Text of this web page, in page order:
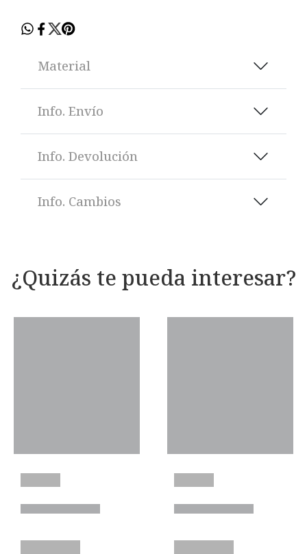
Material
Info. Envío
Info. Devolución
Info. Cambios
¿Quizás te pueda interesar?